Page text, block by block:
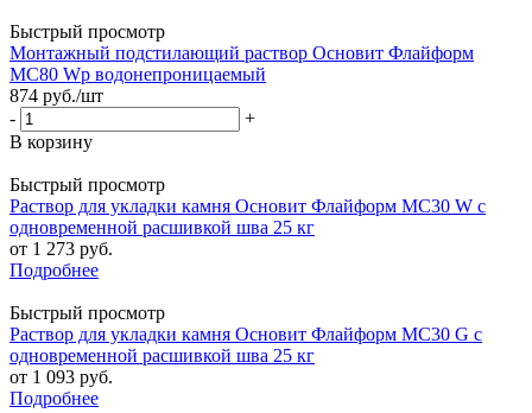
Быстрый просмотр
Монтажный подстилающий раствор Основит Флайформ
MC80 Wp водонепроницаемый
874 руб./шт
-
+
В корзину
Быстрый просмотр
Раствор для укладки камня Основит Флайформ МС30 W с
одновременной расшивкой шва 25 кг
от 1 273 руб.
Подробнее
Быстрый просмотр
Раствор для укладки камня Основит Флайформ МС30 G с
одновременной расшивкой шва 25 кг
от 1 093 руб.
Подробнее